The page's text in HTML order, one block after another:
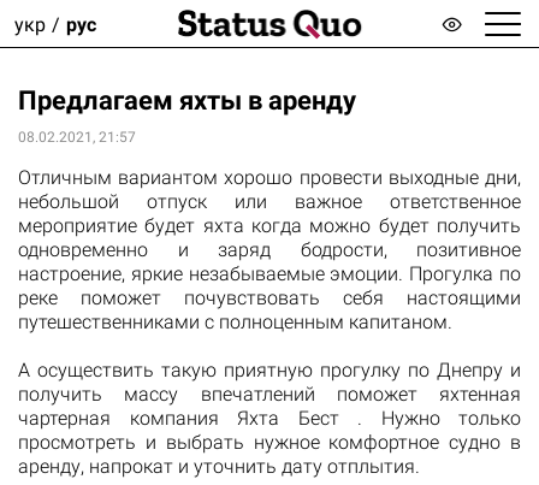
укр рус
Предлагаем яхты в аренду
08.02.2021, 21:57
Отличным вариантом хорошо провести выходные дни,
небольшой отпуск или важное ответственное
мероприятие будет яхта когда можно будет получить
одновременно и заряд бодрости, позитивное
настроение, яркие незабываемые эмоции. Прогулка по
реке поможет почувствовать себя настоящими
путешественниками с полноценным капитаном.
А осуществить такую приятную прогулку по Днепру и
получить массу впечатлений поможет яхтенная
чартерная компания Яхта Бест . Нужно только
просмотреть и выбрать нужное комфортное судно в
аренду, напрокат и уточнить дату отплытия.